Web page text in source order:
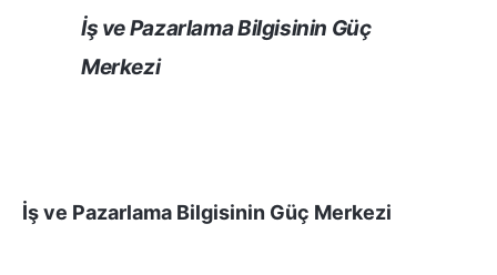
İş ve Pazarlama Bilgisinin Güç
Merkezi
İş ve Pazarlama Bilgisinin Güç Merkezi